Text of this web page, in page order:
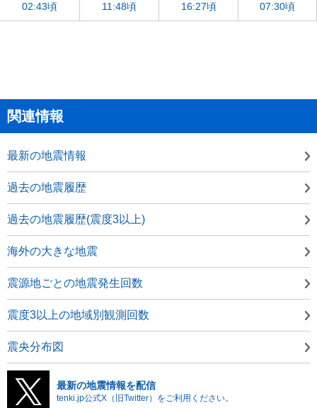
02:43頃
11:48頃
16:27頃
07:30頃
関連情報
最新の地震情報
過去の地震履歴
過去の地震履歴(震度3以上)
海外の大きな地震
震源地ごとの地震発生回数
震度3以上の地域別観測回数
震央分布図
最新の地震情報を配信
tenki.jp公式X（旧Twitter）をご利用ください。